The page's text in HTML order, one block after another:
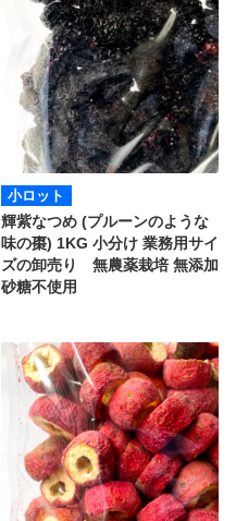
小ロット
輝紫なつめ (プルーンのような
味の棗) 1KG 小分け 業務用サイ
ズの卸売り 無農薬栽培 無添加
砂糖不使用